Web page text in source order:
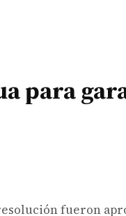
para
fueron